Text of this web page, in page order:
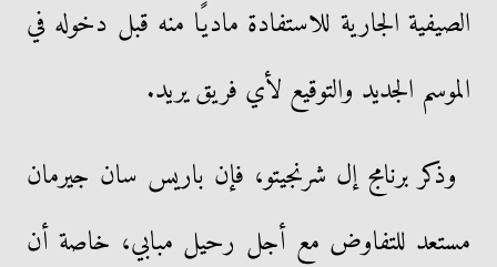
الصيفية الجارية للاستفادة ماديًا منه قبل دخوله في
الموسم الجديد والتوقيع لأي فريق يريد.
وذكر برنامج إل شرنجيتو، فإن باريس سان جيرمان
مستعد للتفاوض مع أجل رحيل مبابي، خاصة أن